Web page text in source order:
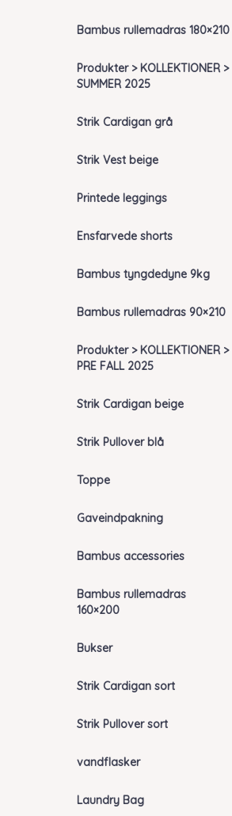
Bambus rullemadras 180×210
Produkter > KOLLEKTIONER >
SUMMER 2025
Strik Cardigan grå
Strik Vest beige
Printede leggings
Ensfarvede shorts
Bambus tyngdedyne 9kg
Bambus rullemadras 90×210
Produkter > KOLLEKTIONER >
PRE FALL 2025
Strik Cardigan beige
Strik Pullover blå
Toppe
Gaveindpakning
Bambus accessories
Bambus rullemadras
160×200
Bukser
Strik Cardigan sort
Strik Pullover sort
vandflasker
Laundry Bag